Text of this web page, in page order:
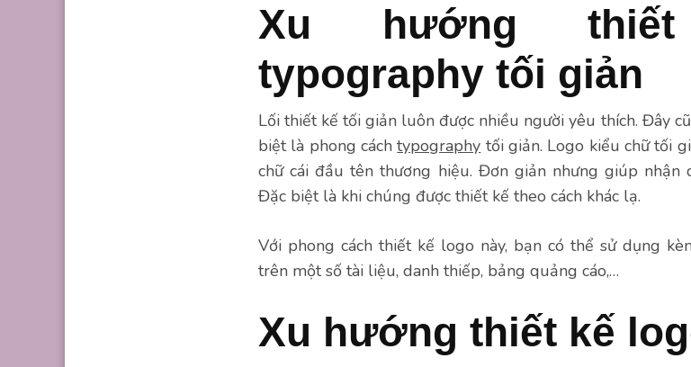
Xu hướng
typography tối giản
Lối thiết kế tối giản luôn được nhiều người yêu thích. Đây
biệt là phong cáchtypography tối giản. Logo kiểu chữ tối
chữ cái đầu tên thương hiệu. Đơn giản nhưng giúp nhận
Đặc biệt là khi chúng được thiết kế theo cách khác lạ.
Với phong cách thiết kế logo này, bạn có thể sử dụng
trên một số tài liệu, danh thiếp, bảng quảng cáo,…
Xu hướng thiết kế